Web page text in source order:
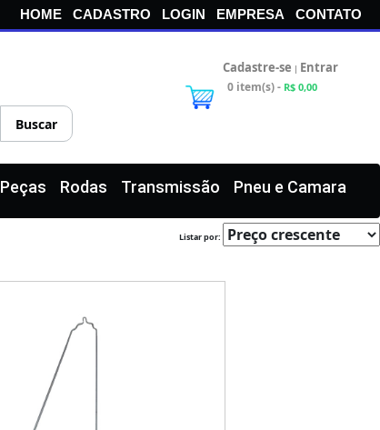
HOME CADASTRO LOGIN EMPRESA CONTATO
Cadastre-se | Entrar
0 item(s) - R$ 0,00
Peças Rodas Transmissão Pneu e Camara
Listar por: